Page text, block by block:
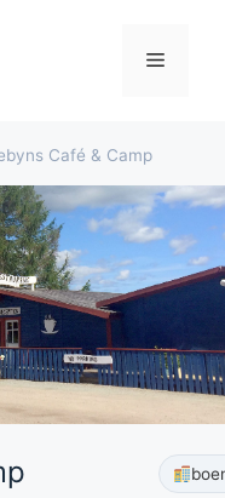
Meny
Café & Camp